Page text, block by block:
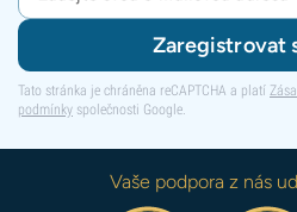
Zaregistrovat
Tato stránka je chráněna reCAPTCHA a platí
podmínky společnosti Google.
Vaše podpora z nás